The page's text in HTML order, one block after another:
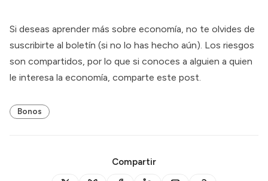
Si deseas aprender más sobre economía, no te olvides de
suscribirte al boletín (si no lo has hecho aún). Los riesgos
son compartidos, por lo que si conoces a alguien a quien
le interesa la economía, comparte este post.
Bonos
Compartir